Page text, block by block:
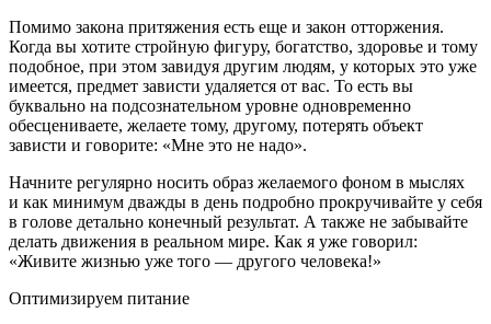
Помимо закона притяжения есть еще и закон отторжения.
Когда вы хотите стройную фигуру, богатство, здоровье и тому
подобное, при этом завидуя другим людям, у которых это уже
имеется, предмет зависти удаляется от вас. То есть вы
буквально на подсознательном уровне одновременно
обесцениваете, желаете тому, другому, потерять объект
зависти и говорите: «Мне это не надо».
Начните регулярно носить образ желаемого фоном в мыслях
и как минимум дважды в день подробно прокручивайте у себя
в голове детально конечный результат. А также не забывайте
делать движения в реальном мире. Как я уже говорил:
«Живите жизнью уже того — другого человека!»
Оптимизируем питание